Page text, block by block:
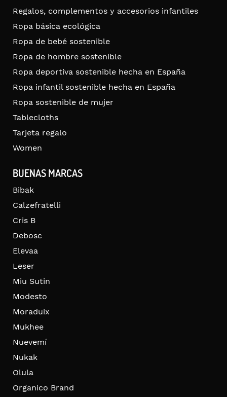
Regalos, complementos y accesorios infantiles
Ropa básica ecológica
Ropa de bebé sostenible
Ropa de hombre sostenible
Ropa deportiva sostenible hecha en España
Ropa infantil sostenible hecha en España
Ropa sostenible de mujer
Tablecloths
Tarjeta regalo
Women
BUENAS MARCAS
Bibak
Calzefratelli
Cris B
Debosc
Elevaa
Leser
Miu Sutin
Modesto
Moraduix
Mukhee
Nuevemí
Nukak
Olula
Organico Brand